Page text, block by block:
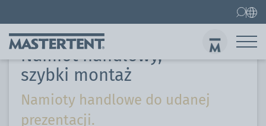
Handel detaliczny & jarmarki Namiot handlowy
Namiot handlowy,
szybki montaż
Namioty handlowe do udanej
prezentacji.
Kontakt
FAQ
Namioty ekspresowe